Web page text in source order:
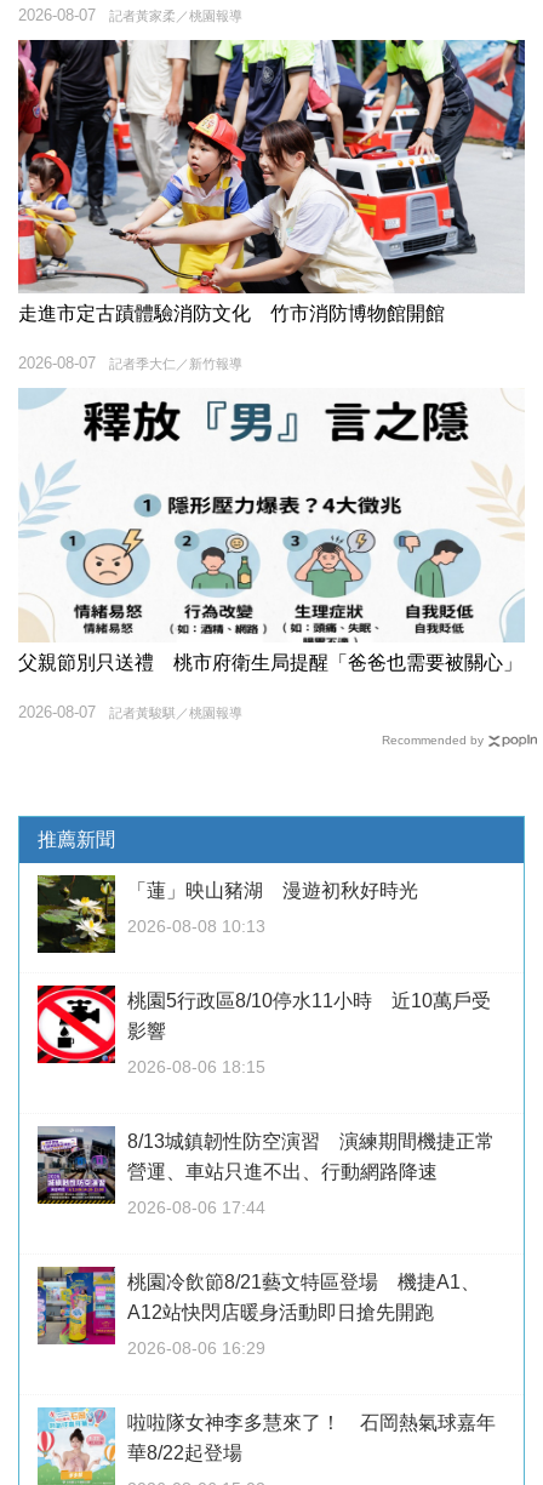
記者黃家柔／桃園報導
2026-08-07
走進市定古蹟體驗消防文化 竹市消防博物館開館
記者季大仁／新竹報導
2026-08-07
父親節別只送禮 桃市府衛生局提醒「爸爸也需要被關心」
記者黃駿騏／桃園報導
2026-08-07
Recommended by
推薦新聞
「蓮」映山豬湖 漫遊初秋好時光
2026-08-08 10:13
桃園5行政區8/10停水11小時 近10萬戶受
影響
2026-08-06 18:15
8/13城鎮韌性防空演習 演練期間機捷正常
營運、車站只進不出、行動網路降速
2026-08-06 17:44
桃園冷飲節8/21藝文特區登場 機捷A1、
A12站快閃店暖身活動即日搶先開跑
2026-08-06 16:29
啦啦隊女神李多慧來了！ 石岡熱氣球嘉年
華8/22起登場